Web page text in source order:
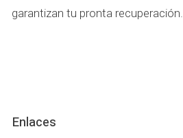
garantizan tu pronta recuperación.
Enlaces